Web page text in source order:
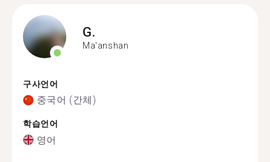
G.
Ma'anshan
구사언어
중국어 (간체)
학습언어
영어